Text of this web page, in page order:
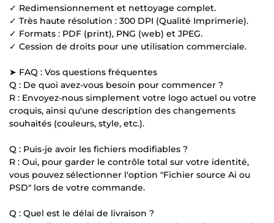
✓ Redimensionnement et nettoyage complet.
✓ Très haute résolution : 300 DPI (Qualité Imprimerie).
✓ Formats : PDF (print), PNG (web) et JPEG.
✓ Cession de droits pour une utilisation commerciale.
➤ FAQ : Vos questions fréquentes
Q : De quoi avez-vous besoin pour commencer ?
R : Envoyez-nous simplement votre logo actuel ou votre
croquis, ainsi qu'une description des changements
souhaités (couleurs, style, etc.).
Q : Puis-je avoir les fichiers modifiables ?
R : Oui, pour garder le contrôle total sur votre identité,
vous pouvez sélectionner l'option "Fichier source Ai ou
PSD" lors de votre commande.
Q : Quel est le délai de livraison ?